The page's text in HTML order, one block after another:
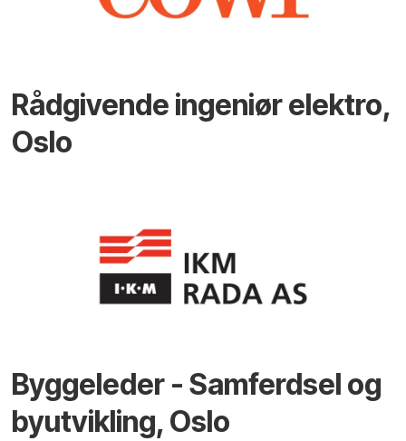
Rådgivende ingeniør elektro,
Oslo
Byggeleder - Samferdsel og
byutvikling, Oslo